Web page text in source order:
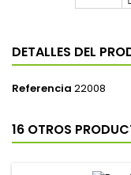
DETALLES DEL
Referencia 22008
16 OTROS